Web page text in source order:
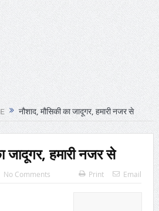
नौशाद, मौसिकी का जादूगर, हमारी नजर से
जादूगर, हमारी नजर से
No Comments Print Email